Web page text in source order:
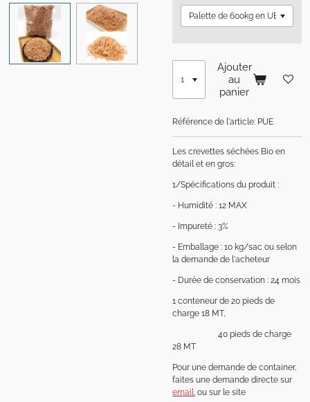
Ajouter
au
panier
Référence de l'article: PUE
Les crevettes séchées Bio en
détail et en gros:
1/Spécifications du produit :
- Humidité : 12 MAX
- Impureté : 3%
- Emballage : 10 kg/sac ou selon
la demande de l'acheteur
- Durée de conservation : 24 mois
1 conteneur de 20 pieds de
charge 18 MT,
40 pieds de charge
28 MT
Pour une demande de container,
faites une demande directe sur
email.
ou sur le site